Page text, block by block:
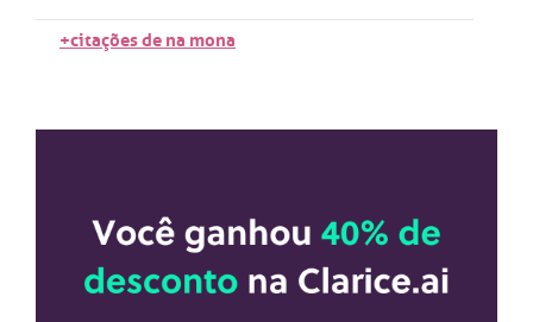
+citações de na mona